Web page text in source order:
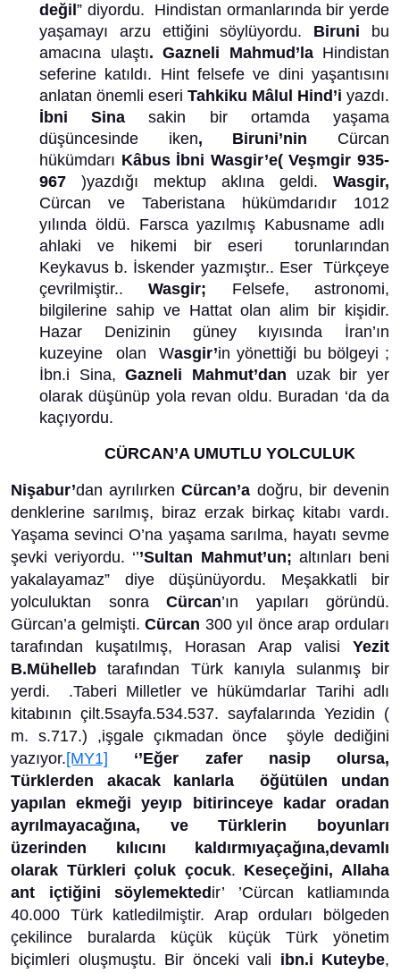
değil ” diyordu. Hindistan ormanlarında bir yerde
yaşamayı arzu ettiğini söylüyordu. Biruni bu
amacına ulaştı. Gazneli Mahmud’laHindistan
seferine katıldı. Hint felsefe ve dini yaşantısını
anlatan önemli eseri Tahkiku Mâlul Hind’i yazdı.
İbni Sina sakin bir ortamda yaşama
düşüncesinde iken, Biruni’nin Cürcan
hükümdarı Kâbus İbni Wasgir’e( Veşmgir 935-
967 )yazdığı mektup aklına geldi. Wasgir,
Cürcan ve Taberistana hükümdarıdır 1012
yılında öldü. Farsca yazılmış Kabusname adlı
ahlaki ve hikemi bir eseri torunlarından
Keykavus b. İskender yazmıştır.. Eser Türkçeye
çevrilmiştir..Wasgir; Felsefe, astronomi,
bilgilerine sahip ve Hattat olan alim bir kişidir.
Hazar Denizinin güney kıyısında İran’ın
kuzeyine olan Wasgir’in yönettiği bu bölgeyi ;
İbn.i Sina,Gazneli Mahmut’dan uzak bir yer
olarak düşünüp yola revan oldu. Buradan ‘da da
kaçıyordu.
CÜRCAN’A UMUTLU YOLCULUK
Nişabur’dan ayrılırkenCürcan’a doğru, bir devenin
denklerine sarılmış, biraz erzak birkaç kitabı vardı.
Yaşama sevinci O’na yaşama sarılma, hayatı sevme
şevki veriyordu. ‘’’Sultan Mahmut’un; altınları beni
yakalayamaz” diye düşünüyordu. Meşakkatli bir
yolculuktan sonraCürcan’ın yapıları göründü.
Gürcan’a gelmişti.Cürcan 300 yıl önce arap orduları
tarafından kuşatılmış, Horasan Arap valisiYezit
B.Mühelleb tarafından Türk kanıyla sulanmış bir
yerdi. .Taberi Milletler ve hükümdarlar Tarihi adlı
kitabının çilt.5sayfa.534.537. sayfalarında Yezidin (
m. s.717.) ,işgale çıkmadan önceşöyle dediğini
yazıyor.[MY1]
‘’Eğer zafer nasip olursa,
Türklerden akacak kanlarla öğütülen undan
yapılan ekmeği yeyıp bitirinceye kadar oradan
ayrılmayacağına, ve Türklerin boyunları
üzerinden kılıcını kaldırmıyaçağına,devamlı
olarak Türkleri çoluk çocuk. Keseçeğini, Allaha
ant içtiğini söylemekted ir’ ’Cürcan katliamında
40.000 Türk katledilmiştir. Arap orduları bölgeden
çekilince buralarda küçük küçük Türk yönetim
biçimleri oluşmuştu. Bir önceki vali ibn.i Kuteybe,